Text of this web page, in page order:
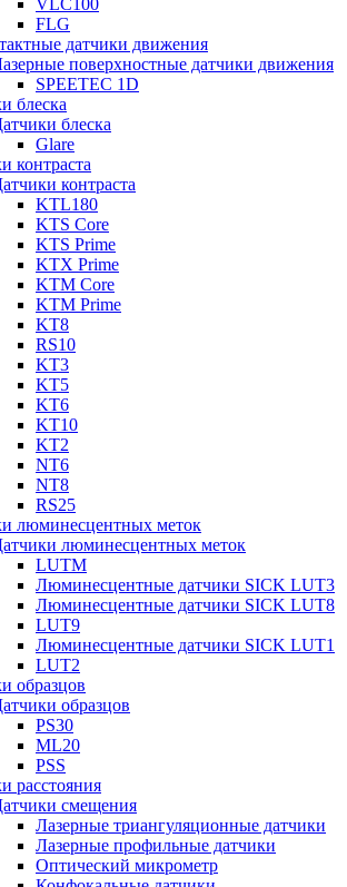
VLC100
FLG
датчики движения
поверхностные датчики движения
SPEETEC 1D
блеска
блеска
Glare
контраста
контраста
KTL180
KTS Core
KTS Prime
KTX Prime
KTM Core
KTM Prime
KT8
RS10
KT3
KT5
KT6
KT10
KT2
NT6
NT8
RS25
люминесцентных меток
люминесцентных меток
LUTM
Люминесцентные датчики SICK LUT3
Люминесцентные датчики SICK LUT8
LUT9
Люминесцентные датчики SICK LUT1
LUT2
образцов
образцов
PS30
ML20
PSS
расстояния
смещения
Лазерные триангуляционные датчики
Лазерные профильные датчики
Оптический микрометр